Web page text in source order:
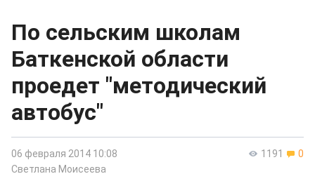
По сельским школам
Баткенской области
проедет "методический
автобус"
1191 0
06 февраля 2014 10:08
Светлана Моисеева